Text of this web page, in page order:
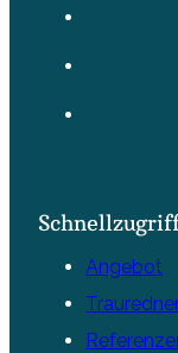
Angebot